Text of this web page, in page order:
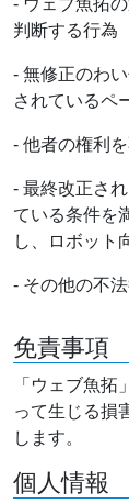
- ウェブ魚拓
判断する行為
- 無修正のわ
されているペ
- 他者の権利
- 最終改正さ
ている条件を
し、ロボット
- その他の不
免責事項
「ウェブ魚
って生じる損
します。
個人情報